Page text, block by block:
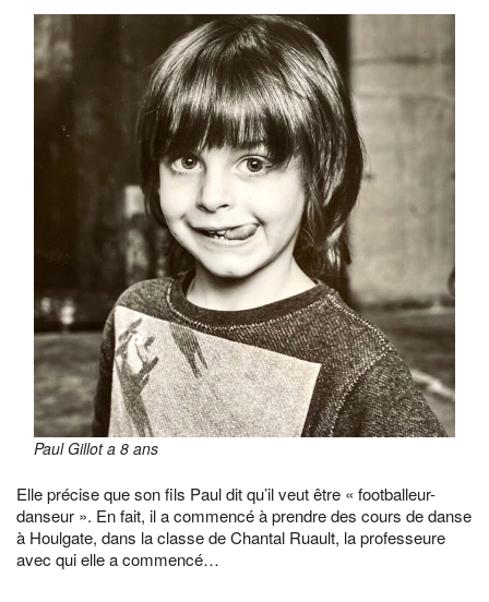
Paul Gillot a 8 ans
Elle précise que son fils Paul dit qu’il veut être « footballeur-
danseur ». En fait, il a commencé à prendre des cours de danse
à Houlgate, dans la classe de Chantal Ruault, la professeure
avec qui elle a commencé…